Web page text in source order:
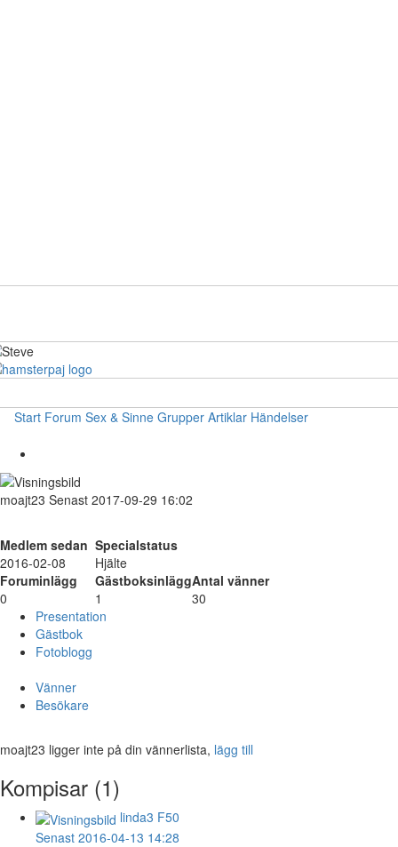
Start Forum Sex & Sinne Grupper Artiklar Händelser
moajt23 Senast 2017-09-29 16:02
Medlem sedan Specialstatus
2016-02-08
Hjälte
Foruminlägg
GästboksinläggAntal vänner
0
1
30
Presentation
Gästbok
Fotoblogg
Vänner
Besökare
moajt23 ligger inte på din vännerlista, lägg till
Kompisar (1)
linda3 F50
Senast 2016-04-13 14:28